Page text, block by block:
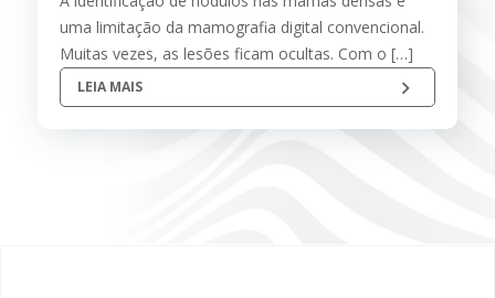
uma limitação da mamografia digital convencional.
Muitas vezes, as lesões ficam ocultas. Com o […]
LEIA MAIS